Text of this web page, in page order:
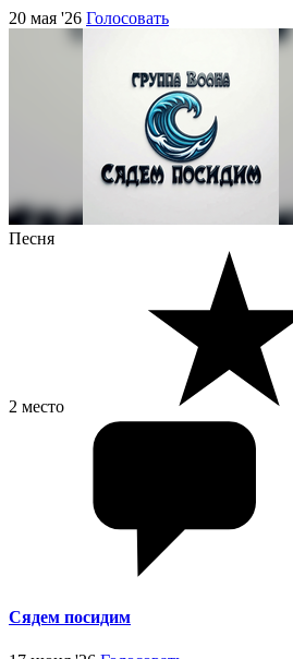
20 мая '26 Голосовать
Песня
2 место
Сядем посидим